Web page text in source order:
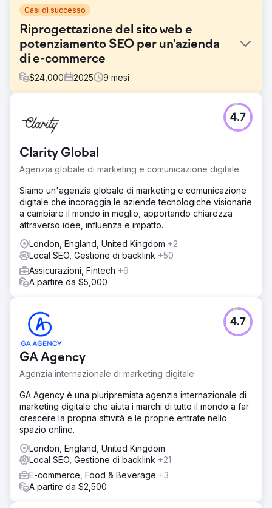
Casi di successo
Riprogettazione del sito web e
potenziamento SEO per un'azienda
di e-commerce
$24,000 2025 9 mesi
Un rivenditore di mobili online ha dovuto affrontare un
calo del traffico organico a causa dell'architettura
caricamento e della scarsa ottimizzazione delle pagine
prodotto. I tassi di conversione erano inferiori ai parametri
di riferimento del settore.
Soluzione
Abbiamo riprogettato il sito web con un'architettura
mobile-first e incentrata sulla SEO. Abbiamo migliorato i
Core Web Vitals, ottimizzato lo schema dei prodotti,
migliorato i contenuti delle pagine di categoria e
implementato un linking interno strategico.
Contemporaneamente, abbiamo lanciato campagne di
content marketing e di acquisizione link.
• Aumento del 148% del traffico organico • Miglioramento
del 62% del tasso di conversione • Aumento del 37% del
valore medio dell'ordine • 54 classifiche delle prime 3
parole chiave • Crescita di 2,6 volte delle vendite online
mensili
Clarity Global
Agenzia globale di marketing e comunicazione digitale
4.7
Siamo un'agenzia globale di marketing e comunicazione
digitale che incoraggia le aziende tecnologiche visionarie
a cambiare il mondo in meglio, apportando chiarezza
attraverso idee, influenza e impatto.
London, England, United Kingdom +2
Local SEO, Gestione di backlink +50
Assicurazioni, Fintech +9
A partire da $5,000
GA Agency
Agenzia internazionale di marketing digitale
4.7
GA Agency è una pluripremiata agenzia internazionale di
marketing digitale che aiuta i marchi di tutto il mondo a far
crescere la propria attività e le proprie entrate nello
spazio online.
London, England, United Kingdom
Local SEO, Gestione di backlink +21
E-commerce, Food & Beverage +3
A partire da $2,500